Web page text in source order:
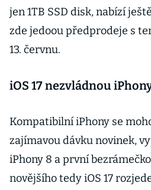
jen 1TB SSD disk, nabízí
zde jedoou předprodeje s
13. červnu.
iOS 17 nezvládnou
Kompatibilní iPhony se
zajímavou dávku novinek,
iPhony 8 a první
novějšího tedy iOS 17